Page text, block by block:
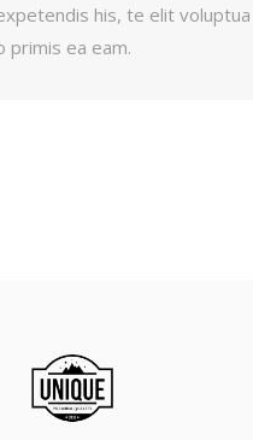
his, te elit voluptua
primis ea eam.